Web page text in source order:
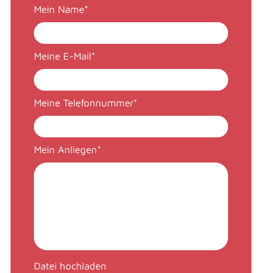
Mein Name*
Meine E-Mail*
Meine Telefonnummer*
Mein Anliegen*
Datei hochladen